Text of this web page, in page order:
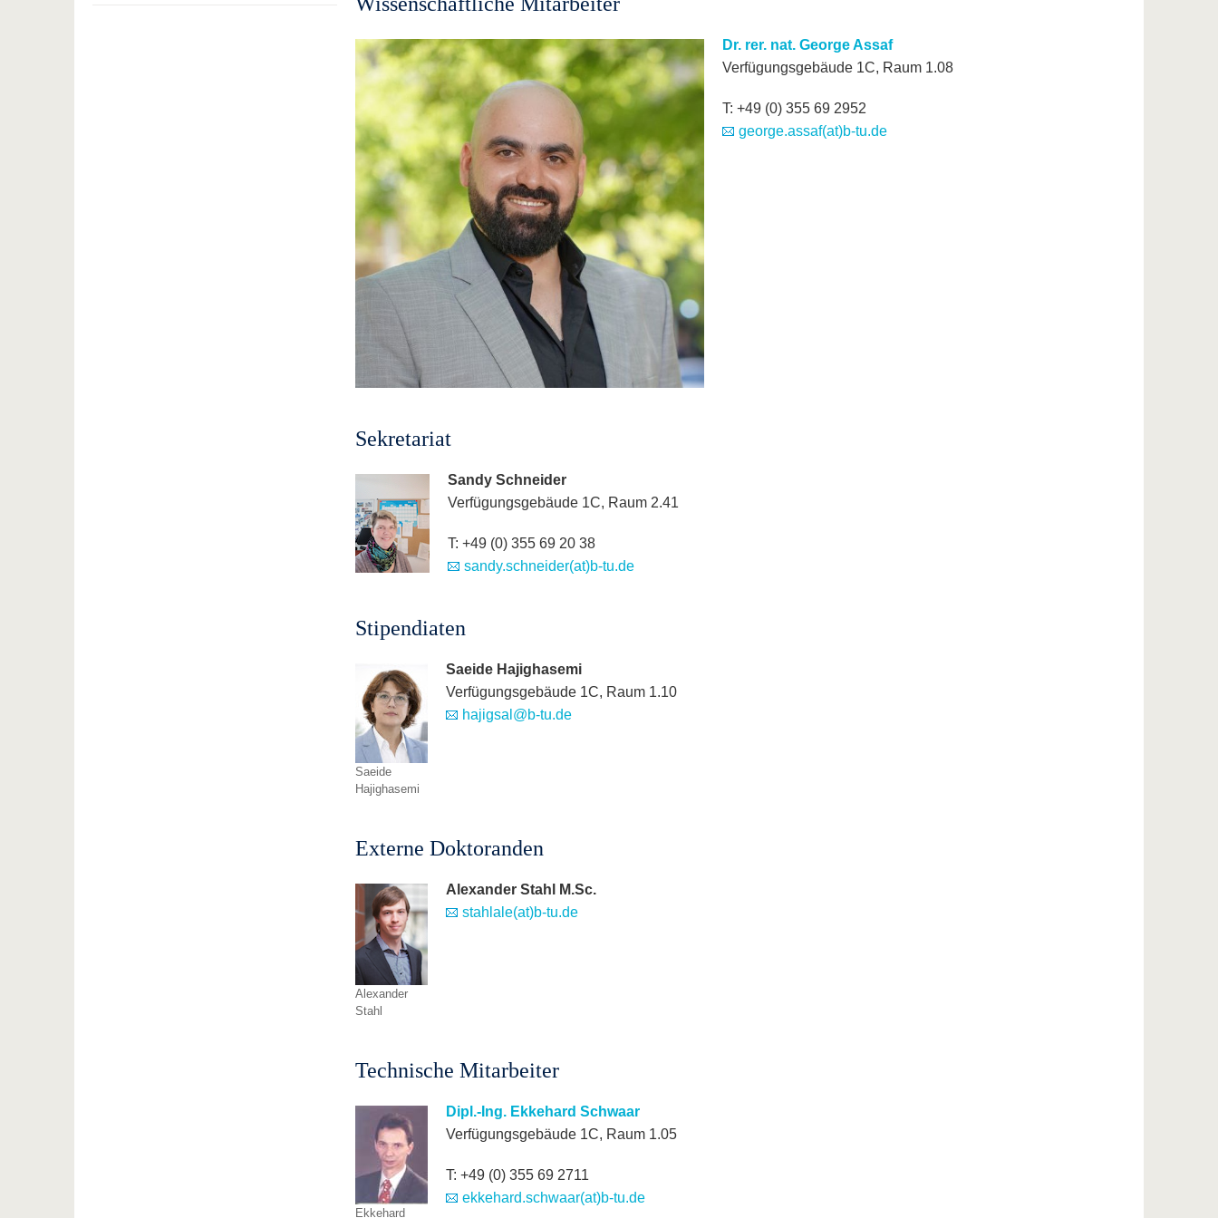
Dr. rer. nat. George Assaf
Verfügungsgebäude 1C, Raum 1.08
T: +49 (0) 355 69 2952
george.assaf(at)b-tu.de
Sekretariat
Sandy Schneider
Verfügungsgebäude 1C, Raum 2.41
T: +49 (0) 355 69 20 38
sandy.schneider(at)b-tu.de
Sti­pen­di­aten
Saeide
Hajighasemi
Saeide Hajighasemi
Verfügungsgebäude 1C, Raum 1.10
hajigsal@b-tu.de
Externe Doktoranden
Alexander
Stahl
Alexander Stahl M.Sc.
stahlale(at)b-tu.de
Technische Mitarbeiter
Ekkehard
Dipl.-Ing. Ekkehard Schwaar
Verfügungsgebäude 1C, Raum 1.05
T: +49 (0) 355 69 2711
ekkehard.schwaar(at)b-tu.de